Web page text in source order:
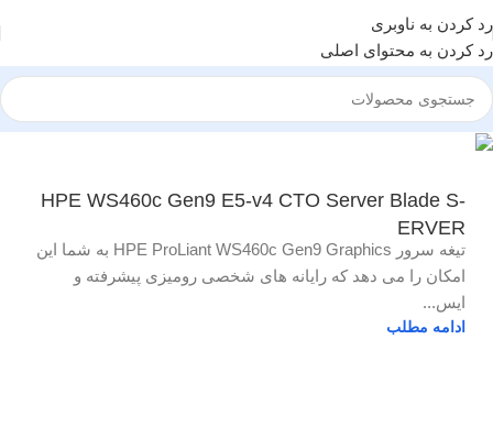
رد کردن به ناوبری
رد کردن به محتوای اصلی
HPE WS460c Gen9 E5-v4 CTO Server Blade S-
ERVER
تیغه سرور HPE ProLiant WS460c Gen9 Graphics به شما این
امکان را می دهد که رایانه های شخصی رومیزی پیشرفته و
ایس...
ادامه مطلب